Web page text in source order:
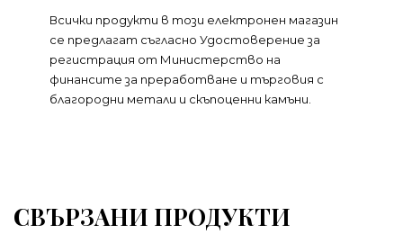
Всички продукти в този електронен магазин
се предлагат съгласно Удостоверение за
регистрация от Министерство на
финансите за преработване и търговия с
благородни метали и скъпоценни камъни.
СВЪРЗАНИ ПРОДУКТИ